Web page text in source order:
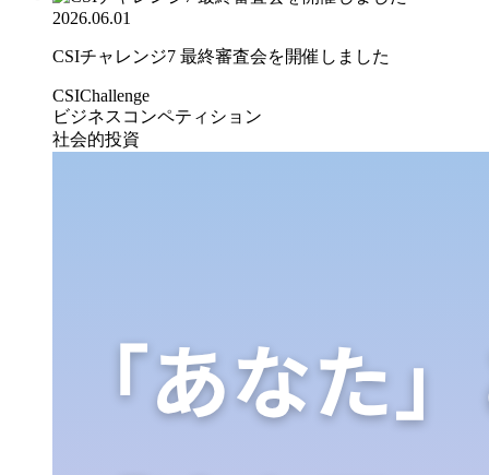
2026.06.01
CSIチャレンジ7 最終審査会を開催しました
CSIChallenge
ビジネスコンペティション
社会的投資